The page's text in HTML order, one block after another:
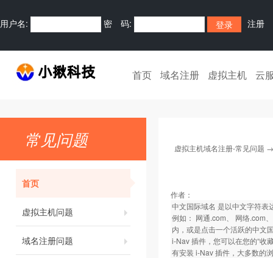
用户名: 密 码: 注册
首页 域名注册 虚拟主机 云
常见问题
首页
虚拟主机问题
域名注册问题
虚拟主机域名注册-常见问题
作者：
中文国际域名 是以中文字符表
例如： 网通.com、 网络.com
内，或是点击一个活跃的中文
i-Nav 插件，您可以在您的“收
有安装 i-Nav 插件，大多数的